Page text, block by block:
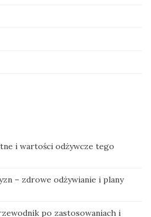
i wartości odżywcze tego
– zdrowe odżywianie i plany
po zastosowaniach i